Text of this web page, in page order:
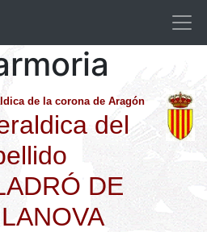
de la corona de Aragón
del
DE